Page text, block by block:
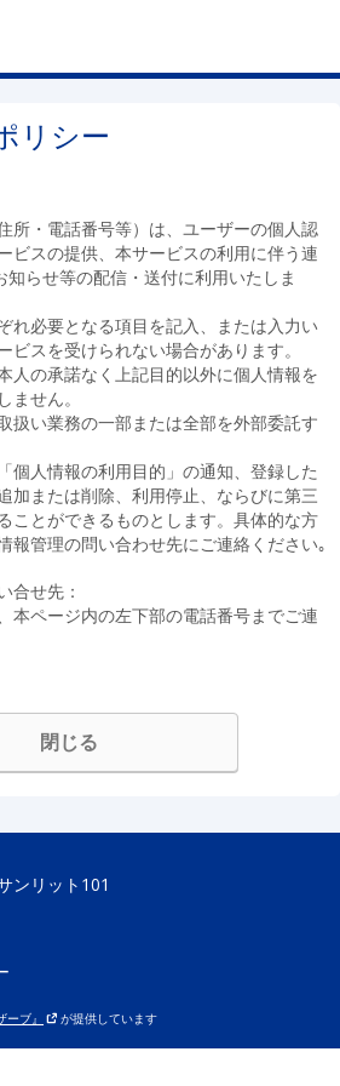
リシー
所・電話番号等）は、ユーザーの個人認
ビスの提供、本サービスの利用に伴う連
らせ等の配信・送付に利用いたしま
れ必要となる項目を記入、または入力い
ビスを受けられない場合があります。
人の承諾なく上記目的以外に個人情報を
ません。
扱い業務の一部または全部を外部委託す
個人情報の利用目的」の通知、登録した
加または削除、利用停止、ならびに第三
ことができるものとします。具体的な方
報管理の問い合わせ先にご連絡ください｡
合せ先：
本ページ内の左下部の電話番号までご連
閉じる
ンリット101
ブ』 が提供しています